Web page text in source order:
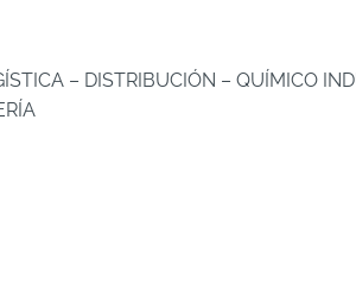
– DISTRIBUCIÓN – QUÍMICO